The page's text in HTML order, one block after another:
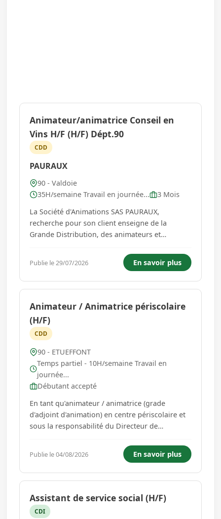
Animateur/animatrice Conseil en
Vins H/F (H/F) Dépt.90
CDD
PAURAUX
90 - Valdoie
35H/semaine Travail en journée...
3 Mois
La Société d'Animations SAS PAURAUX,
recherche pour son client enseigne de la
Grande Distribution, des animateurs et
confirmée dans le domaine des vins. ** Mission
du 21 septembre au 10 octobre 2026 inclus ***
Poste à Valdoie En tant qu' Ambass...
Publie le 29/07/2026 En savoir plus
Animateur / Animatrice périscolaire
(H/F)
CDD
90 - ETUEFFONT
Temps partiel - 10H/semaine Travail en
journée...
Débutant accepté
En tant qu'animateur / animatrice (grade
d'adjoint d'animation) en centre périscolaire et
sous la responsabilité du Directeur de
l'accueil des enfants et des parents,
l'encadrement direct des enfants - Être garant
de la sécurité physique et de la ...
Publie le 04/08/2026 En savoir plus
Assistant de service social (H/F)
CDI